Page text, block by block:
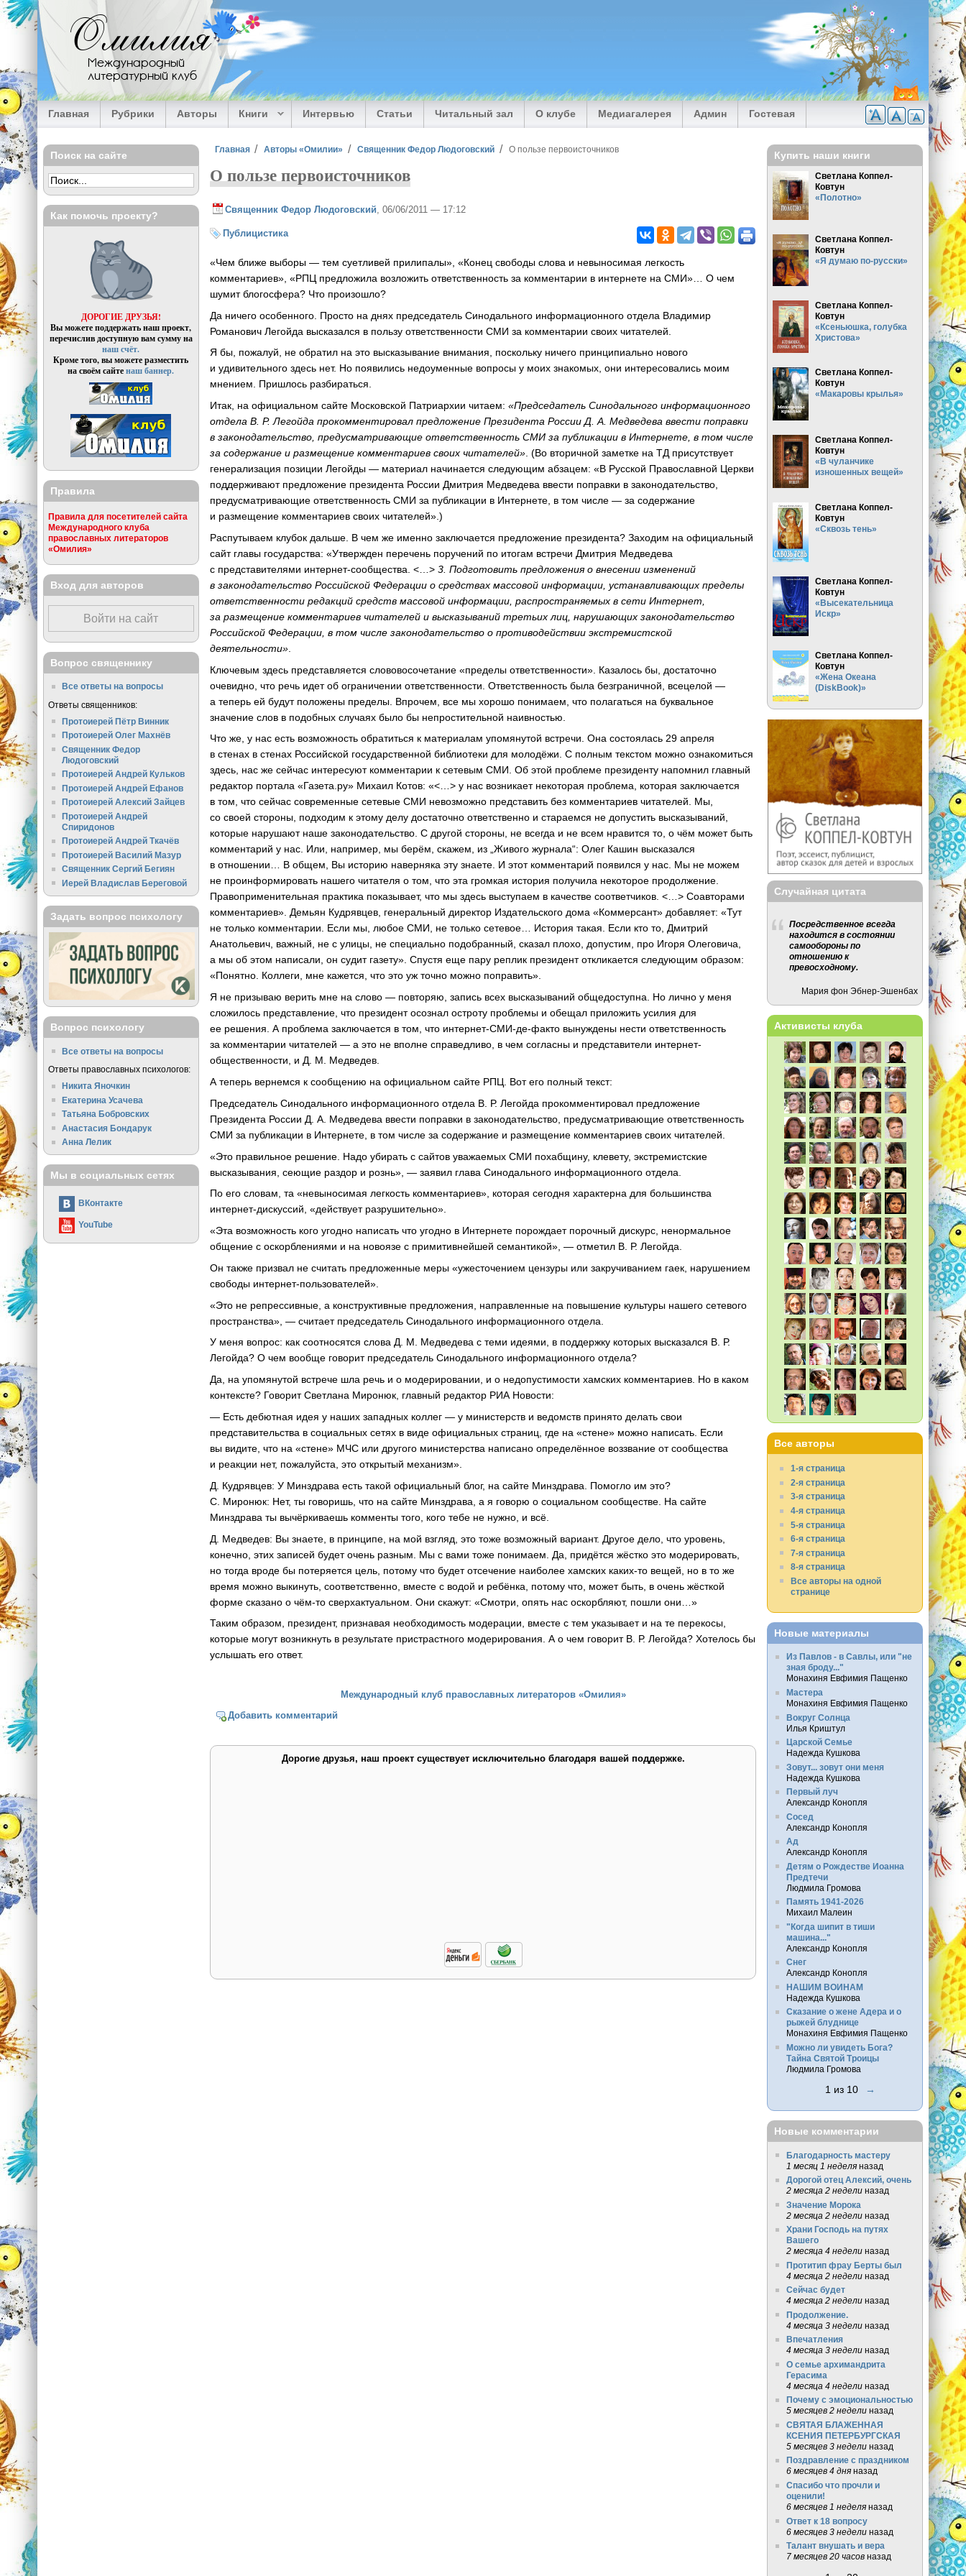
Перейти к основному содержанию
Омилия
Международный
литературный клуб
Главная Рубрики Авторы Книги Интервью Статьи Читальный зал О клубе Медиагалерея Админ Гостевая
Вы здесь
Главная Авторы «Омилии» Священник Федор Людоговский О пользе первоисточников
О пользе первоисточников
Священник Федор Людоговский , 06/06/2011 — 17:12
Публицистика
«Чем ближе выборы — тем суетливей прилипалы», «Конец свободы слова и невыносимая легкость
комментариев», «РПЦ предложила возложить ответственность за комментарии в интернете на СМИ»… О чем
шумит блогосфера? Что произошло?
Да ничего особенного. Просто на днях председатель Синодального информационного отдела Владимир
Романович Легойда высказался в пользу ответственности СМИ за комментарии своих читателей.
Я бы, пожалуй, не обратил на это высказывание внимания, поскольку ничего принципиально нового
и удивительного здесь нет. Но появились недоуменные вопросы у моих знакомых, они интересовались моим
мнением. Пришлось разбираться.
Итак, на официальном сайте Московской Патриархии читаем:«Председатель Синодального информационного
отдела В. Р. Легойда прокомментировал предложение Президента России Д. А. Медведева ввести поправки
в законодательство, предусматривающие ответственность СМИ за публикации в Интернете, в том числе
за содержание и размещение комментариев своих читателей» . (Во вторичной заметке на ТД присутствует
генерализация позиции Легойды — материал начинается следующим абзацем: «В Русской Православной Церкви
поддерживают предложение президента России Дмитрия Медведева ввести поправки в законодательство,
предусматривающие ответственность СМИ за публикации в Интернете, в том числе — за содержание
и размещение комментариев своих читателей».)
Распутываем клубок дальше. В чем же именно заключается предложение президента? Заходим на официальный
сайт главы государства: «Утвержден перечень поручений по итогам встречи Дмитрия Медведева
с представителями интернет-сообщества. <…>3. Подготовить предложения о внесении изменений
в законодательство Российской Федерации о средствах массовой информации, устанавливающих пределы
ответственности редакций средств массовой информации, распространяемых в сети Интернет,
за размещение комментариев читателей и высказываний третьих лиц, нарушающих законодательство
Российской Федерации, в том числе законодательство о противодействии экстремистской
деятельности»
Ключевым здесь представляется слововосочетание «пределы ответственности». Казалось бы, достаточно
очевидно, что речь идет об ограничении ответственности. Ответственность была безграничной, всецелой —
а теперь ей будут положены пределы. Впрочем, все мы хорошо понимаем, что полагаться на буквальное
значение слов в подобных случаях было бы непростительной наивностью.
Что же, у нас есть возможность обратиться к материалам упомянутой встречи. Она состоялась 29 апреля
в стенах в стенах Российской государственной библиотеки для молодёжи. С полным текстом можно ознакомиться
здесь, нас же сейчас интересуют комментарии к сетевым СМИ. Об этой проблеме президенту напомнил главный
редактор портала «Газета.ру» Михаил Котов: «<…> у нас возникает некоторая проблема, которая заключается
в том, что сейчас современные сетевые СМИ невозможно представить без комментариев читателей. Мы,
со своей стороны, подходим к этому делу достаточно ответственно и стараемся не допустить высказываний,
которые нарушают наше законодательство. С другой стороны, не всегда и не всем нравится то, о чём может быть
комментарий у нас. Или, например, мы берём, скажем, из „Живого журнала“: Олег Кашин высказался
в отношении… В общем, Вы историю наверняка эту знаете. И этот комментарий появился у нас. Мы не можем
не проинформировать нашего читателя о том, что эта громкая история получила некоторое продолжение.
Правоприменительная практика показывает, что мы здесь выступаем в качестве соответчиков. <…> Соавторами
комментариев». Демьян Кудрявцев, генеральный директор Издательского дома «Коммерсант» добавляет: «Тут
не только комментарии. Если мы, любое СМИ, не только сетевое… История такая. Если кто то, Дмитрий
Анатольевич, важный, не с улицы, не специально подобранный, сказал плохо, допустим, про Игоря Олеговича,
а мы об этом написали, он судит газету». Спустя еще пару реплик президент откликается следующим образом:
«Понятно. Коллеги, мне кажется, что это уж точно можно поправить».
Я не призываю верить мне на слово — повторяю, запись всех высказываний общедоступна. Но лично у меня
сложилось представление, что президент осознал остроту проблемы и обещал приложить усилия для
ее решения. А проблема заключается в том, что интернет-СМИ-де-факто вынуждены нести ответственность
за комментарии читателей — а это не вполне справедливо, в чем согласны и представители интернет-
общественности, и Д. М. Медведев.
А теперь вернемся к сообщению на официальном сайте РПЦ. Вот его полный текст:
Председатель Синодального информационного отдела В. Р. Легойда прокомментировал предложение
Президента России Д. А. Медведева ввести поправки в законодательство, предусматривающие ответственность
СМИ за публикации в Интернете, в том числе за содержание и размещение комментариев своих читателей.
«Это правильное решение. Надо убирать с сайтов уважаемых СМИ похабщину, клевету, экстремистские
высказывания, сеющие раздор и рознь», — заявил глава Синодального информационного отдела.
По его словам, та «невыносимая легкость комментариев», которая сегодня характерна для большинства
интернет-дискуссий, «действует разрушительно».
«Эта возможность кого угодно написать что угодно в Интернете порождает порочный дискурс, ненормальное
общение с оскорблениями и на новоязе с примитивнейшей семантикой», — отметил В. Р. Легойда.
Он также призвал не считать предложенные меры «ужесточением цензуры или закручиванием гаек, нарушением
свободы интернет-пользователей».
«Это не репрессивные, а конструктивные предложения, направленные на повышение культуры нашего сетевого
пространства», — считает председатель Синодального информационного отдела.
У меня вопрос: как соотносятся слова Д. М. Медведева с теми идеями, в поддержку которых высказался В. Р.
Легойда? О чем вообще говорит председатель Синодального информационного отдела?
Да, на упомянутой встрече шла речь и о модерировании, и о недопустимости хамских комментариев. Но в каком
контексте? Говорит Светлана Миронюк, главный редактор РИА Новости:
— Есть дебютная идея у наших западных коллег — у министерств и ведомств принято делать свои
представительства в социальных сетях в виде официальных страниц, где на «стене» можно написать. Если
вы видите, что на «стене» МЧС или другого министерства написано определённое воззвание от сообщества
и реакции нет, пожалуйста, это открытый механизм».
Д. Кудрявцев: У Минздрава есть такой официальный блог, на сайте Минздрава. Помогло им это?
С. Миронюк: Нет, ты говоришь, что на сайте Минздрава, а я говорю о социальном сообществе. На сайте
Минздрава ты вычёркиваешь комменты того, кого тебе не нужно, и всё.
Д. Медведев: Вы знаете, в принципе, на мой взгляд, это тоже возможный вариант. Другое дело, что уровень,
конечно, этих записей будет очень разным. Мы с вами тоже понимаем. Да, придётся жёстко это модерировать,
но тогда вроде бы потеряется цель, потому что будет отсечение наиболее хамских каких-то вещей, но в то же
время можно выкинуть, соответственно, вместе с водой и ребёнка, потому что, может быть, в очень жёсткой
форме сказано о чём-то сверхактуальном. Они скажут: «Смотри, опять нас оскорбляют, пошли они…»
Таким образом, президент, признавая необходимость модерации, вместе с тем указывает и на те перекосы,
которые могут возникнуть в результате пристрастного модерирования. А о чем говорит В. Р. Легойда? Хотелось бы
услышать его ответ.
Международный клуб православных литераторов «Омилия»
Добавить комментарий
Дорогие друзья, наш проект существует исключительно благодаря вашей поддержке.
Поиск на сайте
Как помочь проекту?
ДОРОГИЕ ДРУЗЬЯ!
Вы можете поддержать наш проект,
перечислив доступную вам сумму на
наш счёт.
Кроме того, вы можете разместить
на своём сайтенаш баннер.
Правила
Правила для посетителей сайта
Международного клуба
православных литераторов
«Омилия»
Вход для авторов
Войти на сайт
Вопрос священнику
Все ответы на вопросы
Ответы священников:
Протоиерей Пётр Винник
Протоиерей Олег Махнёв
Священник Федор
Людоговский
Протоиерей Андрей Кульков
Протоиерей Андрей Ефанов
Протоиерей Алексий Зайцев
Протоиерей Андрей
Спиридонов
Протоиерей Андрей Ткачёв
Протоиерей Василий Мазур
Священник Сергий Бегиян
Иерей Владислав Береговой
Задать вопрос психологу
Вопрос психологу
Все ответы на вопросы
Ответы православных психологов:
Никита Яночкин
Екатерина Усачева
Татьяна Бобровских
Анастасия Бондарук
Анна Лелик
Мы в социальных сетях
ВКонтакте
YouTube
Купить наши книги
Светлана Коппел-
Ковтун
«Полотно»
Светлана Коппел-
Ковтун
«Я думаю по-русски»
Светлана Коппел-
Ковтун
«Ксеньюшка, голубка
Христова»
Светлана Коппел-
Ковтун
«Макаровы крылья»
Светлана Коппел-
Ковтун
«В чуланчике
изношенных вещей»
Светлана Коппел-
Ковтун
«Сквозь тень»
Светлана Коппел-
Ковтун
«Высекательница
Искр»
Светлана Коппел-
Ковтун
«Жена Океана
(DiskBook)»
Случайная цитата
Посредственное всегда
находится в состоянии
самообороны по
отношению к
превосходному.
Мария фон Эбнер-Эшенбах
Активисты клуба
Все авторы
1-я страница
2-я страница
3-я страница
4-я страница
5-я страница
6-я страница
7-я страница
8-я страница
Все авторы на одной
странице
Новые материалы
Из Павлов - в Савлы, или "не
зная броду..."
Монахиня Евфимия Пащенко
Мастера
Монахиня Евфимия Пащенко
Вокруг Солнца
Илья Криштул
Царской Семье
Надежда Кушкова
Зовут... зовут они меня
Надежда Кушкова
Первый луч
Александр Конопля
Сосед
Александр Конопля
Ад
Александр Конопля
Детям о Рождестве Иоанна
Предтечи
Людмила Громова
Память 1941-2026
Михаил Малеин
"Когда шипит в тиши
машина..."
Александр Конопля
Снег
Александр Конопля
НАШИМ ВОИНАМ
Надежда Кушкова
Сказание о жене Адера и о
рыжей блуднице
Монахиня Евфимия Пащенко
Можно ли увидеть Бога?
Тайна Святой Троицы
Людмила Громова
1 из 10 →
Новые комментарии
Благодарность мастеру
1 месяц 1 неделяназад
Дорогой отец Алексий, очень
2 месяца 2 неделиназад
Значение Морока
2 месяца 2 неделиназад
Храни Господь на путях
Вашего
2 месяца 4 неделиназад
Протитип фрау Берты был
4 месяца 2 неделиназад
Сейчас будет
4 месяца 2 неделиназад
Продолжение.
4 месяца 3 неделиназад
Впечатления
4 месяца 3 неделиназад
О семье архимандрита
Герасима
4 месяца 4 неделиназад
Почему с эмоциональностью
5 месяцев 2 неделиназад
СВЯТАЯ БЛАЖЕННАЯ
КСЕНИЯ ПЕТЕРБУРГСКАЯ
5 месяцев 3 неделиназад
Поздравление с праздником
6 месяцев 4 дняназад
Спасибо что прочли и
оценили!
6 месяцев 1 неделяназад
Ответ к 18 вопросу
6 месяцев 3 неделиназад
Талант внушать и вера
7 месяцев 20 часовназад